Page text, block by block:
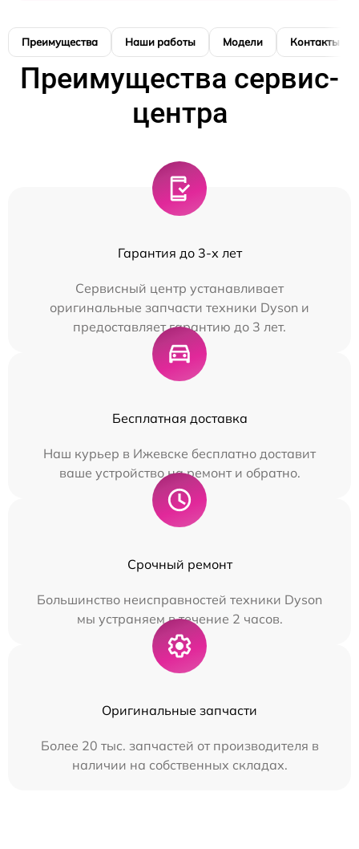
Преимущества Наши работы Модели Контакты
Преимущества сервис-
центра
Гарантия до 3-х лет
Сервисный центр устанавливает
оригинальные запчасти техники Dyson и
предоставляет гарантию до 3 лет.
Бесплатная доставка
Наш курьер в Ижевске бесплатно доставит
ваше устройство на ремонт и обратно.
Срочный ремонт
Большинство неисправностей техники Dyson
мы устраняем в течение 2 часов.
Оригинальные запчасти
Более 20 тыс. запчастей от производителя в
наличии на собственных складах.